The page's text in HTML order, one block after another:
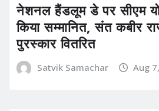
नेशनल हैंडलूम डे पर सीएम
किया सम्मानित, संत कबीर
पुरस्कार वितरित
Satvik Samachar Aug